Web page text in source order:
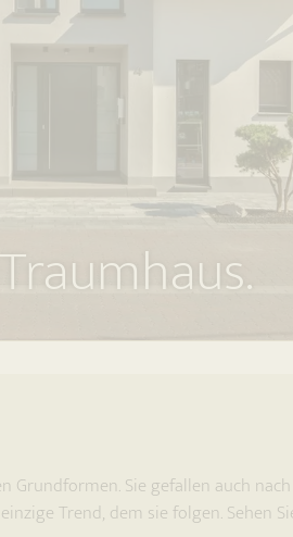
Sie gefallen auch
Trend, dem sie folgen. Sehen